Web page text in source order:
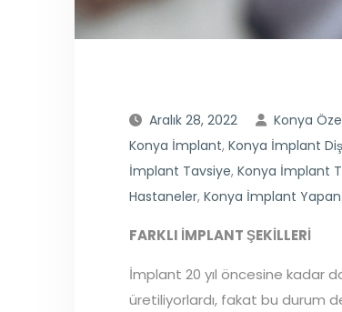
Aralık 28, 2022 Konya
Konya İmplant, Konya İmplant
İmplant Tavsiye, Konya İmplant
Hastaneler, Konya İmplant
FARKLI İMPLANT ŞEKİLLERİ
İmplant 20 yıl öncesine kadar
üretiliyorlardı, fakat bu durum